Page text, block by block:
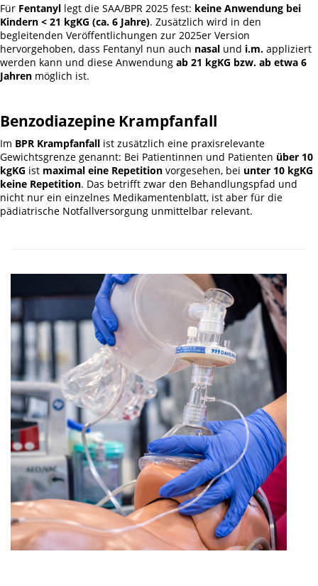
Für Fentanyl legt die SAA/BPR 2025 fest: keine Anwendung bei
Kindern < 21 kgKG (ca. 6 Jahre). Zusätzlich wird in den
begleitenden Veröffentlichungen zur 2025er Version
hervorgehoben, dass Fentanyl nun auch nasal und i.m. appliziert
werden kann und diese Anwendung ab 21 kgKG bzw. ab etwa 6
Jahren möglich ist.
Benzodiazepine Krampfanfall
Im BPR Krampfanfall ist zusätzlich eine praxisrelevante
Gewichtsgrenze genannt: Bei Patientinnen und Patienten über 10
kgKG ist maximal eine Repetition vorgesehen, bei unter 10 kgKG
keine Repetition. Das betrifft zwar den Behandlungspfad und
nicht nur ein einzelnes Medikamentenblatt, ist aber für die
pädiatrische Notfallversorgung unmittelbar relevant.